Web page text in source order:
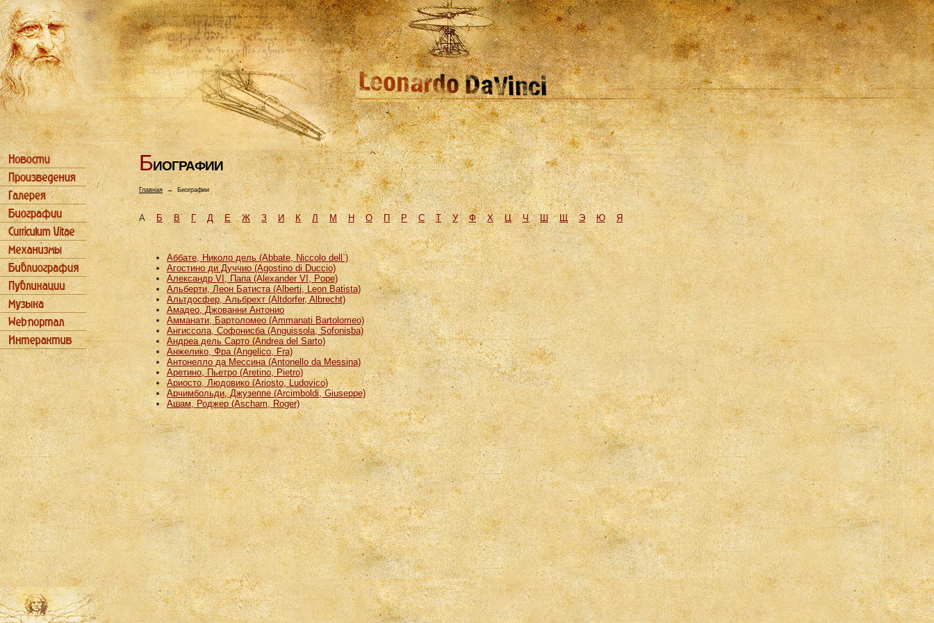
БИОГРАФИИ
Главная→ Биографии
АБ В Г Д Е Ж З И К Л М H О П Р С Т У Ф Х Ц Ч Ш Щ Э Ю Я
Аббате, Николо дель (Abbate, Niccolo dell`)
Агостино ди Дуччио (Agostino di Duccio)
Александр VI, Папа (Alexander VI, Pope)
Альберти, Леон Батиста (Alberti, Leon Batista)
Альтдосфер, Альбрехт (Altdorfer, Albrecht)
Амадео, Джованни Антонио
Амманати, Бартоломео (Ammanati Bartolomeo)
Ангиссола, Софонисба (Anguissola, Sofonisba)
Андреа дель Сарто (Andrea del Sarto)
Анжелико, Фра (Angelico, Fra)
Антонелло да Мессина (Antonello da Messina)
Аретино, Пьетро (Aretino, Pietro)
Ариосто, Людовико (Ariosto, Ludovico)
Арчимбольди, Джузеппе (Arcimboldi, Giuseppe)
Ашам, Роджер (Ascham, Roger)